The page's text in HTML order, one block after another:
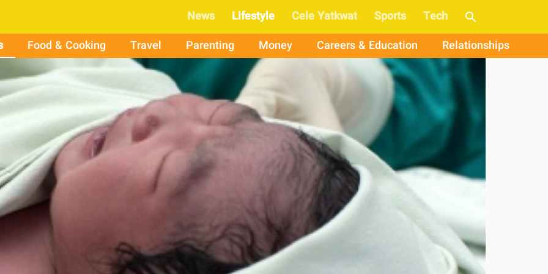
News Lifestyle Cele Yatkwat Sports
Tech
Food & Cooking Travel Parenting Money Careers & Education Relationships